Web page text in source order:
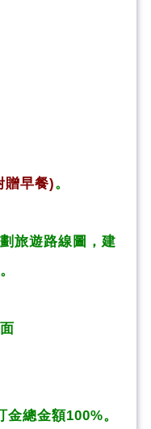
贈早餐)。
旅遊路線圖，建
總金額100%。